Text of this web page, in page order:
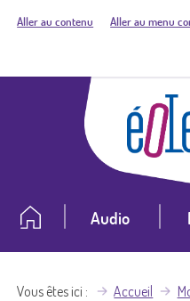
Aller au contenu Aller au menu
Audio
Vous êtes ici Accueil